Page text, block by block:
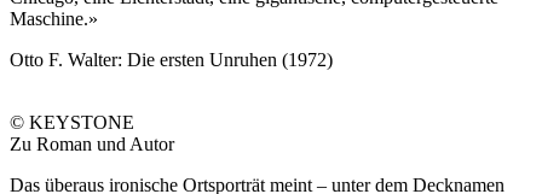
Maschine.»
Otto F. Walter: Die ersten Unruhen (1972)
© KEYSTONE
Zu Roman und Autor
Das überaus ironische Ortsporträt meint – unter dem Decknamen